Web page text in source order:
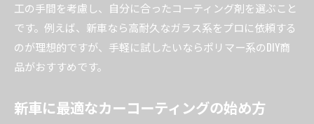
工の手間を考慮し、自分に合ったコーティング剤を選ぶこと
です。例えば、新車なら高耐久なガラス系をプロに依頼する
のが理想的ですが、手軽に試したいならポリマー系のDIY商
品がおすすめです。
新車に最適なカーコーティングの始め方